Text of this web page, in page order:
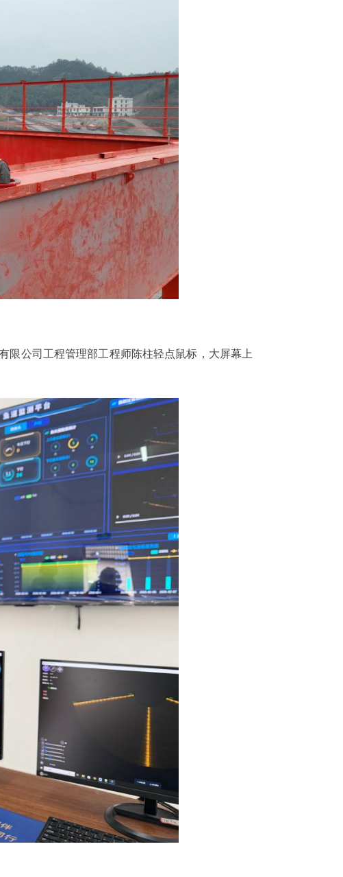
限公司工程管理部工程师陈柱轻点鼠标，大屏幕上